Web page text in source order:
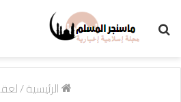
الرئيسية/